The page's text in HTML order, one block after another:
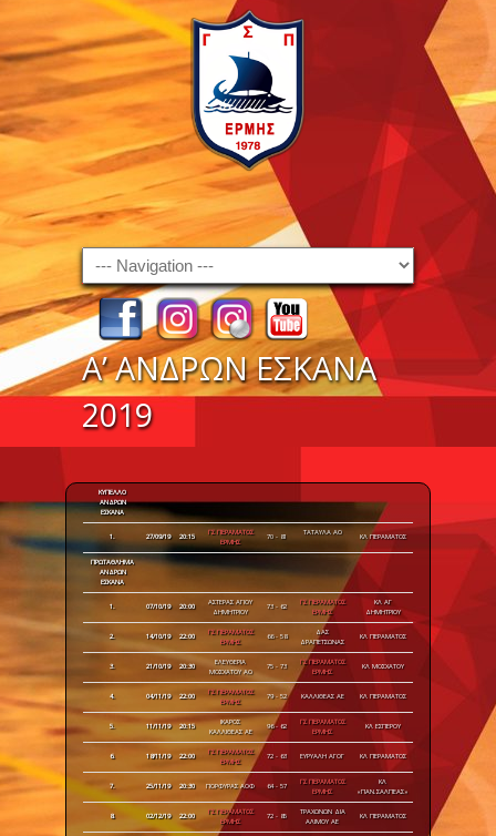
Navigation
Α’ ΑΝΔΡΩΝ ΕΣΚΑΝΑ
2019
ΚΥΠΕΛΛΟ
ΑΝΔΡΩΝ
ΕΣΚΑΝΑ
1. 27/09/19 20:15
ΓΣ ΠΕΡΑΜΑΤΟΣ
ΕΡΜΗΣ
70 - 81 ΤΑΤΑΥΛΑ ΑΟ ΚΛ ΠΕΡΑΜΑΤΟΣ
ΠΡΩΤΑΘΛΗΜΑ
ΑΝΔΡΩΝ
ΕΣΚΑΝΑ
1. 07/10/19 20:00
ΑΣΤΕΡΑΣ ΑΓΙΟΥ
ΔΗΜΗΤΡΙΟΥ
73 - 62
ΓΣ ΠΕΡΑΜΑΤΟΣ
ΕΡΜΗΣ
ΚΛ ΑΓ
ΔΗΜΗΤΡΙΟΥ
2. 14/10/19 22:00
ΓΣ ΠΕΡΑΜΑΤΟΣ
ΕΡΜΗΣ
66 - 58
ΔΑΣ
ΔΡΑΠΕΤΣΩΝΑΣ
ΚΛ ΠΕΡΑΜΑΤΟΣ
3. 21/10/19 20:30
ΕΛΕΥΘΕΡΙΑ
ΜΟΣΧΑΤΟΥ ΑΟ
75 - 73
ΓΣ ΠΕΡΑΜΑΤΟΣ
ΕΡΜΗΣ
ΚΛ ΜΟΣΧΑΤΟΥ
4. 04/11/19 22:00
ΓΣ ΠΕΡΑΜΑΤΟΣ
ΕΡΜΗΣ
79 - 52 ΚΑΛΛΙΘΕΑΣ ΑΕ ΚΛ ΠΕΡΑΜΑΤΟΣ
5. 11/11/19 20:15
ΙΚΑΡΟΣ
ΚΑΛΛΙΘΕΑΣ ΑΕ
96 - 62
ΓΣ ΠΕΡΑΜΑΤΟΣ
ΕΡΜΗΣ
ΚΛ ΕΣΠΕΡΟΥ
6. 18/11/19 22:00
ΓΣ ΠΕΡΑΜΑΤΟΣ
ΕΡΜΗΣ
72 - 63 ΕΥΡΥΑΛΗ ΑΓΟΓ ΚΛ ΠΕΡΑΜΑΤΟΣ
7. 25/11/19 20:30 ΠΟΡΦΥΡΑΣ ΑΟΦ 64 - 57
ΓΣ ΠΕΡΑΜΑΤΟΣ
ΕΡΜΗΣ
ΚΛ
«ΠΑΝ.ΣΑΛΠΕΑΣ»
8. 02/12/19 22:00
ΓΣ ΠΕΡΑΜΑΤΟΣ
ΕΡΜΗΣ
72 - 85
ΤΡΑΧΩΝΩΝ ΔΙΑ
ΑΛΙΜΟΥ ΑΕ
ΚΛ ΠΕΡΑΜΑΤΟΣ